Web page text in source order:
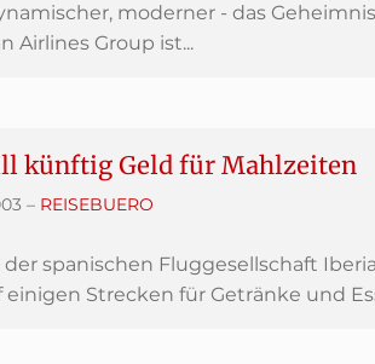
moderner - das
Airlines Group ist...
künftig Geld für Mahlzeiten
– REISEBUERO
der spanischen Fluggesellschaft
Strecken für Getränke und